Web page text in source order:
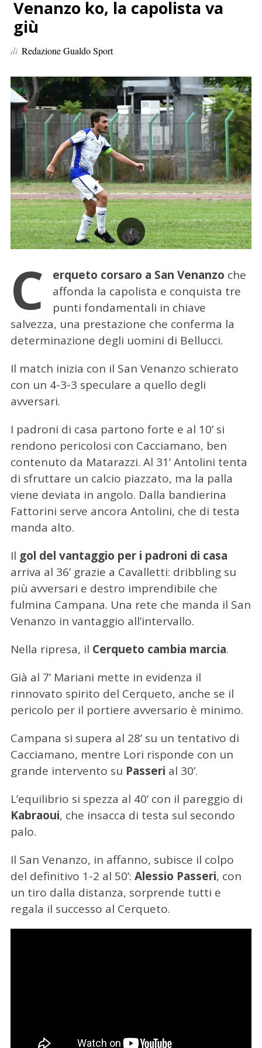
e
:
Venanzo ko, la capolista va
giù
di Redazione Gualdo Sport
C erqueto corsaro a San Venanzo che
affonda la capolista e conquista tre
punti fondamentali in chiave
salvezza, una prestazione che conferma la
determinazione degli uomini di Bellucci.
Il match inizia con il San Venanzo schierato
con un 4-3-3 speculare a quello degli
avversari.
I padroni di casa partono forte e al 10’ si
rendono pericolosi con Cacciamano, ben
contenuto da Matarazzi. Al 31’ Antolini tenta
di sfruttare un calcio piazzato, ma la palla
viene deviata in angolo. Dalla bandierina
Fattorini serve ancora Antolini, che di testa
manda alto.
Il gol del vantaggio per i padroni di casa
arriva al 36’ grazie a Cavalletti: dribbling su
più avversari e destro imprendibile che
fulmina Campana. Una rete che manda il San
Venanzo in vantaggio all’intervallo.
Nella ripresa, il Cerqueto cambia marcia.
Già al 7’ Mariani mette in evidenza il
rinnovato spirito del Cerqueto, anche se il
pericolo per il portiere avversario è minimo.
Campana si supera al 28’ su un tentativo di
Cacciamano, mentre Lori risponde con un
grande intervento su Passeri al 30’.
L’equilibrio si spezza al 40’ con il pareggio di
Kabraoui, che insacca di testa sul secondo
palo.
Il San Venanzo, in affanno, subisce il colpo
del definitivo 1-2 al 50’: Alessio Passeri, con
un tiro dalla distanza, sorprende tutti e
regala il successo al Cerqueto.